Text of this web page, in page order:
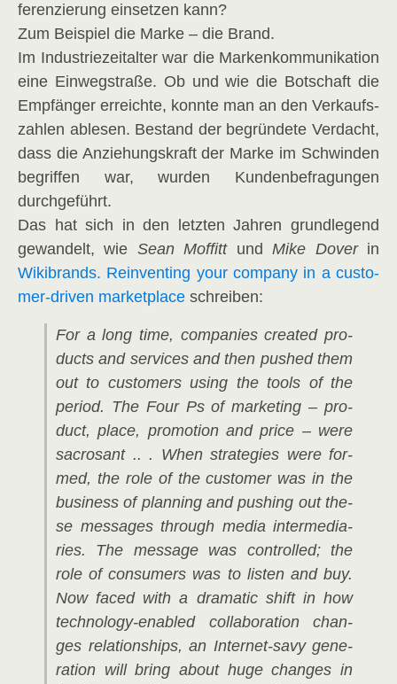
fe­ren­zie­rung ein­set­zen kann?
Zum Bei­spiel die Mar­ke – die Brand.
Im Indus­trie­zeit­al­ter war die Mar­ken­kom­mu­ni­ka­ti­on
eine Ein­weg­stra­ße. Ob und wie die Bot­schaft die
Emp­fän­ger erreich­te, konn­te man an den Ver­kaufs­
zah­len able­sen. Bestand der begrün­de­te Ver­dacht,
dass die Anzie­hungs­kraft der Mar­ke im Schwin­den
begrif­fen war, wur­den Kun­den­be­fra­gun­gen
durchgeführt.
Das hat sich in den letz­ten Jah­ren grund­le­gend
gewan­delt, wie Sean Mof­fittundMike Doverin
Wiki­brands. Reinven­ting your com­pa­ny in a cus­to­
mer-dri­ven mar­ket­place schreiben:
For a long time, com­pa­nies crea­ted pro­
ducts and ser­vices and then pushed them
out to cus­to­mers using the tools of the
peri­od. The Four Ps of mar­ke­ting – pro­
duct, place, pro­mo­ti­on and pri­ce – were
sacro­sant .. . When stra­te­gies were for­
med, the role of the cus­to­mer was in the
busi­ness of plan­ning and pushing out the­
se mes­sa­ges through media inter­me­dia­
ries. The mes­sa­ge was con­trol­led; the
role of con­su­mers was to lis­ten and buy.
Now faced with a dra­ma­tic shift in how
tech­no­lo­gy-enab­led col­la­bo­ra­ti­on chan­
ges rela­ti­onships, an Inter­net-savy gene­
ra­ti­on will bring about huge chan­ges in